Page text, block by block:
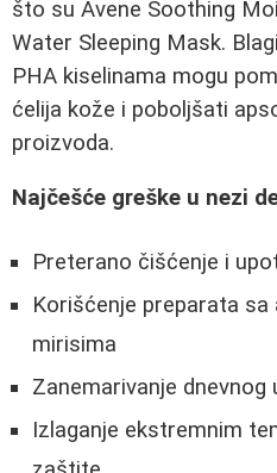
što su Avene Soothing
Water Sleeping Mask. Blagi
PHA kiselinama mogu
ćelija kože i poboljšati
proizvoda.
Najčešće greške u nezi
Preterano čišćenje i
Korišćenje preparata sa
mirisima
Zanemarivanje dnevnog
Izlaganje ekstremnim